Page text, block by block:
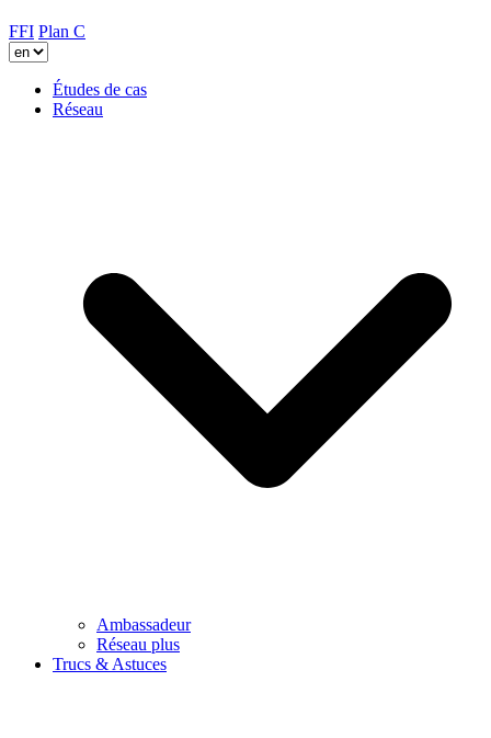
FFI Plan C
Études de cas
Réseau
Ambassadeur
Réseau plus
Trucs & Astuces